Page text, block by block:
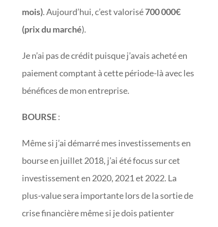
mois). Aujourd’hui, c’est valorisé700 000€
(prix du marché).
Je n’ai pas de crédit puisque j’avais acheté en
paiement comptant à cette période-là avec les
bénéfices de mon entreprise.
BOURSE:
Même si j’ai démarré mes investissements en
bourse en juillet 2018, j’ai été focus sur cet
investissement en 2020, 2021 et 2022. La
plus-value sera importante lors de la sortie de
crise financière même si je dois patienter